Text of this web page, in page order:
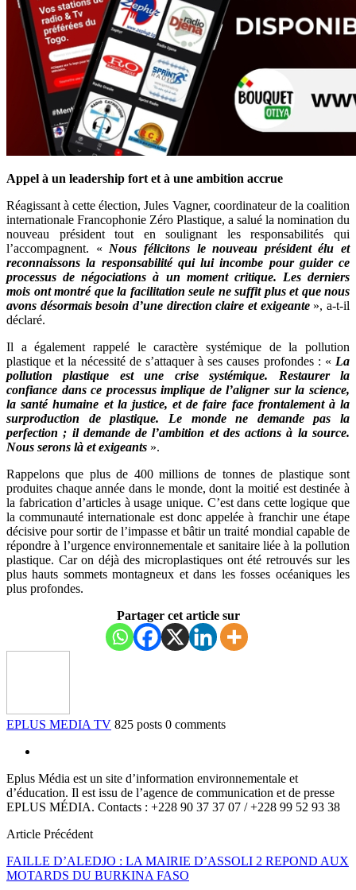
Appel à un leadership fort et à une ambition accrue
Réagissant à cette élection, Jules Vagner, coordinateur de la coalition
internationale Francophonie Zéro Plastique, a salué la nomination du
nouveau président tout en soulignant les responsabilités qui
l’accompagnent. « Nous félicitons le nouveau président élu et
reconnaissons la responsabilité qui lui incombe pour guider ce
processus de négociations à un moment critique. Les derniers
mois ont montré que la facilitation seule ne suffit plus et que nous
avons désormais besoin d’une direction claire et exigeante », a-t-il
déclaré.
Il a également rappelé le caractère systémique de la pollution
plastique et la nécessité de s’attaquer à ses causes profondes : « La
pollution plastique est une crise systémique. Restaurer la
confiance dans ce processus implique de l’aligner sur la science,
la santé humaine et la justice, et de faire face frontalement à la
surproduction de plastique. Le monde ne demande pas la
perfection ; il demande de l’ambition et des actions à la source.
Nous serons là et exigeants ».
Rappelons que plus de 400 millions de tonnes de plastique sont
produites chaque année dans le monde, dont la moitié est destinée à
la fabrication d’articles à usage unique. C’est dans cette logique que
la communauté internationale est donc appelée à franchir une étape
décisive pour sortir de l’impasse et bâtir un traité mondial capable de
répondre à l’urgence environnementale et sanitaire liée à la pollution
plastique. Car on déjà des microplastiques ont été retrouvés sur les
plus hauts sommets montagneux et dans les fosses océaniques les
plus profondes.
Partager cet article sur
EPLUS MEDIA TV 825 posts 0 comments
Eplus Média est un site d’information environnementale et
d’éducation. Il est issu de l’agence de communication et de presse
EPLUS MÉDIA. Contacts : +228 90 37 37 07 / +228 99 52 93 38
Article Précédent
FAILLE D’ALEDJO : LA MAIRIE D’ASSOLI 2 REPOND AUX
MOTARDS DU BURKINA FASO